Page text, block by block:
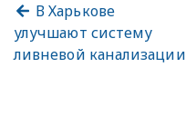
В Харькове
улучшают систему
ливневой канализации